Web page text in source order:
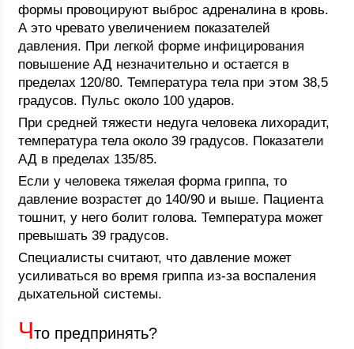
формы провоцируют выброс адреналина в кровь.
А это чревато увеличением показателей
давления. При легкой форме инфицирования
повышение АД незначительно и остается в
пределах 120/80. Температура тела при этом 38,5
градусов. Пульс около 100 ударов.
При средней тяжести недуга человека лихорадит,
температура тела около 39 градусов. Показатели
АД в пределах 135/85.
Если у человека тяжелая форма гриппа, то
давление возрастет до 140/90 и выше. Пациента
тошнит, у него болит голова. Температура может
превышать 39 градусов.
Специалисты считают, что давление может
усиливаться во время гриппа из-за воспаления
дыхательной системы.
Что предпринять?